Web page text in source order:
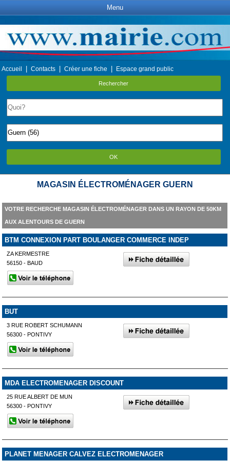
Menu
Accueil Contacts Créer une fiche Espace grand public
Rechercher
OK
MAGASIN ÉLECTROMÉNAGER GUERN
VOTRE RECHERCHE MAGASIN ÉLECTROMÉNAGER DANS UN RAYON DE 50KM
AUX ALENTOURS DE GUERN
BTM CONNEXION PART BOULANGER COMMERCE INDEP
ZA KERMESTRE
56150 - BAUD
BUT
3 RUE ROBERT SCHUMANN
56300 - PONTIVY
MDA ELECTROMENAGER DISCOUNT
25 RUE ALBERT DE MUN
56300 - PONTIVY
PLANET MENAGER CALVEZ ELECTROMENAGER